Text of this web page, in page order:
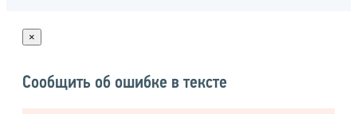
×
Сообщить об ошибке в тексте